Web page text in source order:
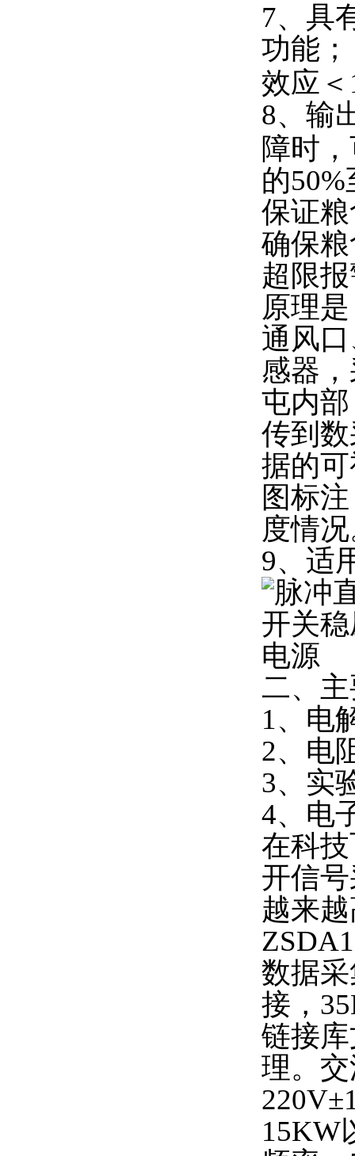
7、具
功能；
效应
8、输
障时
的
保证
确保
超限
原理
通风
感器
屯内
传到
据的
图标
度情
9、适
二、
1、电
2、电
3、实
4、电
在科
开信
越来
数据
接，
链接
理。
15KW